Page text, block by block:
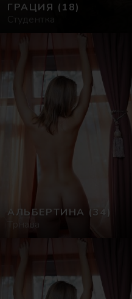
ГРАЦИЯ (18)
Студентка
АЛЬБЕРТИНА (34)
Трнава